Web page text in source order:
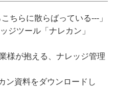
ちらに散らばっている---」
ジツール「ナレカン」
様が抱える、ナレッジ管理
ン資料をダウンロードし